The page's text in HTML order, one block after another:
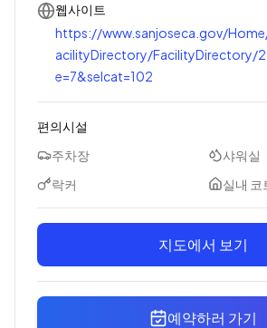
웹사이트
https://www.sanjoseca.gov/
acilityDirectory/FacilityDirectory/
e=7&selcat=102
편의시설
주차장
샤워실
락커
실내 코
지도에서 보기
예약하러 가기